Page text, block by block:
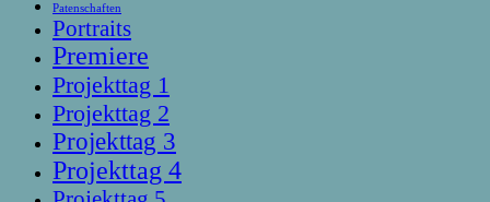
Patenschaften
Portraits
Premiere
Projekttag 1
Projekttag 2
Projekttag 3
Projekttag 4